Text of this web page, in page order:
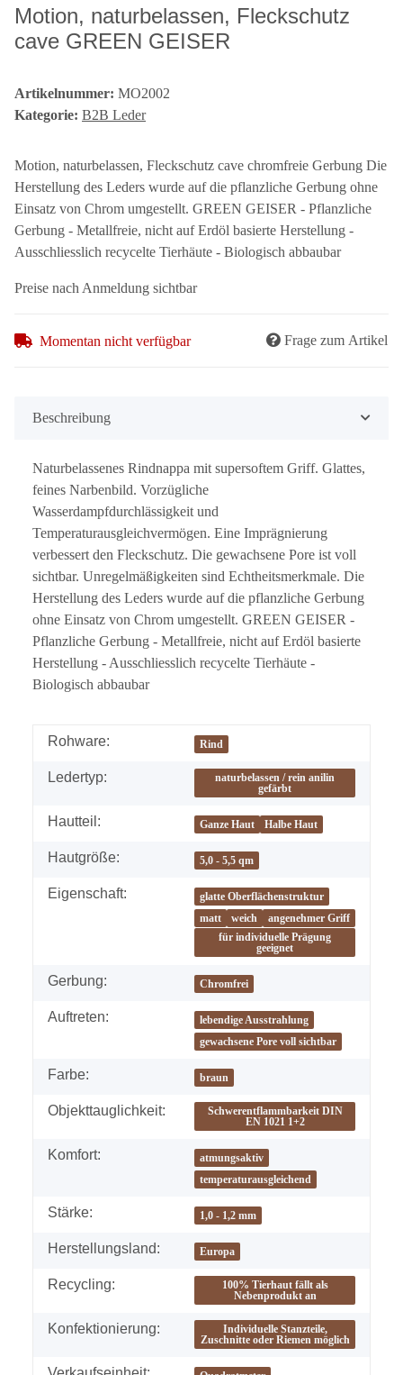
Motion, naturbelassen, Fleckschutz
cave GREEN GEISER
Artikelnummer: MO2002
Kategorie: B2B Leder
Motion, naturbelassen, Fleckschutz cave chromfreie Gerbung Die
Herstellung des Leders wurde auf die pflanzliche Gerbung ohne
Einsatz von Chrom umgestellt. GREEN GEISER - Pflanzliche
Gerbung - Metallfreie, nicht auf Erdöl basierte Herstellung -
Ausschliesslich recycelte Tierhäute - Biologisch abbaubar
Preise nach Anmeldung sichtbar
Momentan nicht verfügbar Frage zum Artikel
Beschreibung
Naturbelassenes Rindnappa mit supersoftem Griff. Glattes,
feines Narbenbild. Vorzügliche
Wasserdampfdurchlässigkeit und
Temperaturausgleichvermögen. Eine Imprägnierung
verbessert den Fleckschutz. Die gewachsene Pore ist voll
sichtbar. Unregelmäßigkeiten sind Echtheitsmerkmale. Die
Herstellung des Leders wurde auf die pflanzliche Gerbung
ohne Einsatz von Chrom umgestellt. GREEN GEISER -
Pflanzliche Gerbung - Metallfreie, nicht auf Erdöl basierte
Herstellung - Ausschliesslich recycelte Tierhäute -
Biologisch abbaubar
Rohware: Rind
Ledertyp:
naturbelassen / rein anilin
gefärbt
Hautteil: Ganze Haut Halbe Haut
Hautgröße: 5,0 - 5,5 qm
Eigenschaft:
glatte Oberflächenstruktur
matt
weich
angenehmer Griff
für individuelle Prägung
geeignet
Gerbung: Chromfrei
Auftreten:
lebendige Ausstrahlung
gewachsene Pore voll sichtbar
Farbe: braun
Objekttauglichkeit:
Schwerentflammbarkeit DIN
EN 1021 1+2
Komfort:
atmungsaktiv
temperaturausgleichend
Stärke: 1,0 - 1,2 mm
Herstellungsland: Europa
Recycling:
100% Tierhaut fällt als
Nebenprodukt an
Konfektionierung:
Individuelle Stanzteile,
Zuschnitte oder Riemen möglich